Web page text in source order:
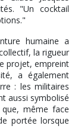
"Un cocktail
humaine a
la rigueur
projet, empreint
a également
: les militaires
aussi symbolisé
même face
portée lorsque